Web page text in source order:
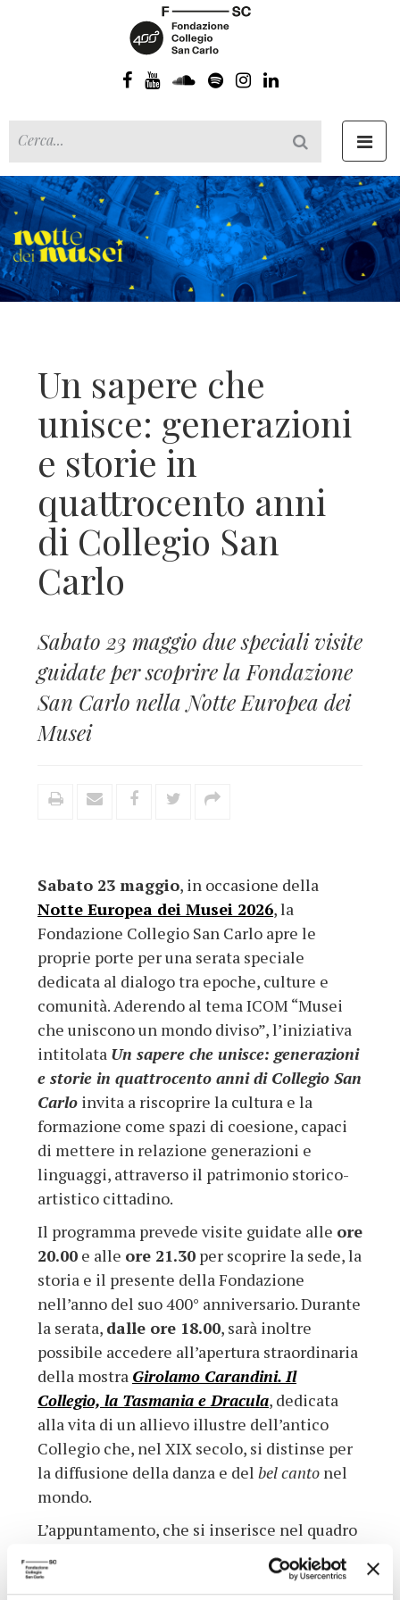
Un sapere che
unisce: generazioni
e storie in
quattrocento anni
di Collegio San
Carlo
Sabato 23 maggio due speciali visite
guidate per scoprire la Fondazione
San Carlo nella Notte Europea dei
Musei
Sabato 23 maggio, in occasione della
Notte Europea dei Musei 2026, la
Fondazione Collegio San Carlo apre le
proprie porte per una serata speciale
dedicata al dialogo tra epoche, culture e
comunità. Aderendo al tema ICOM “Musei
che uniscono un mondo diviso”, l’iniziativa
intitolata Un sapere che unisce: generazioni
e storie in quattrocento anni di Collegio San
Carlo invita a riscoprire la cultura e la
formazione come spazi di coesione, capaci
di mettere in relazione generazioni e
linguaggi, attraverso il patrimonio storico-
artistico cittadino.
Il programma prevede visite guidate alle ore
20.00 e alle ore 21.30 per scoprire la sede, la
storia e il presente della Fondazione
nell’anno del suo 400° anniversario. Durante
la serata, dalle ore 18.00, sarà inoltre
possibile accedere all’apertura straordinaria
della mostra Girolamo Carandini. Il
Collegio, la Tasmania e Dracula, dedicata
alla vita di un allievo illustre dell’antico
Collegio che, nel XIX secolo, si distinse per
la diffusione della danza e del bel canto nel
mondo.
L’appuntamento, che si inserisce nel quadro
Comune di
Modena
Ministero della Cultura, è